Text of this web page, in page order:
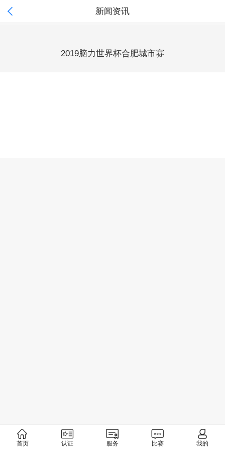
 新闻资讯
2019脑力世界杯合肥城市赛
首页 认证 服务 比赛 我的